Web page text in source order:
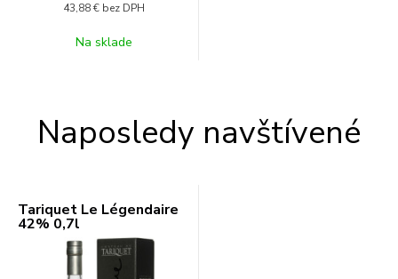
43,88 € bez DPH
Na sklade
Naposledy navštívené
Tariquet Le Légendaire
42% 0,7l